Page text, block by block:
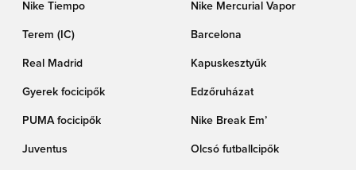
Nike Tiempo Nike Mercurial Vapor
Terem (IC) Barcelona
Real Madrid Kapuskesztyűk
Gyerek focicipők Edzőruházat
PUMA focicipők Nike Break Em’
Juventus Olcsó futballcipők